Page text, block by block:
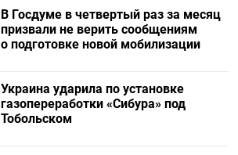
В Госдуме в четвертый раз за месяц
призвали не верить сообщениям
о подготовке новой мобилизации
Украина ударила по установке
газопереработки «Сибура» под
Тобольском